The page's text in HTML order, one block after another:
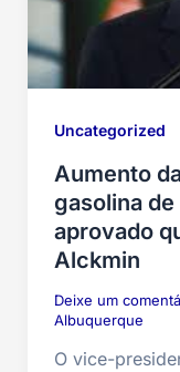
Uncategorized
Aumento
gasolina
aprovado
Alckmin
Deixe um
Albuquerque
O vice-